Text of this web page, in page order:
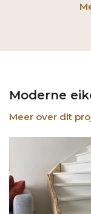
Moderne
Meer over dit